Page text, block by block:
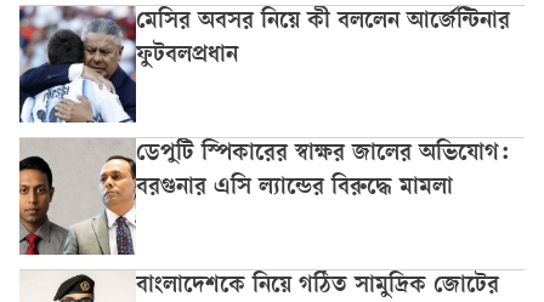
মেসির অবসর নিয়ে কী বললেন আর্জেন্টিনার
ফুটবলপ্রধান
ডেপুটি স্পিকারের স্বাক্ষর জালের অভিযোগ:
বরগুনার এসি ল্যান্ডের বিরুদ্ধে মামলা
বাংলাদেশকে নিয়ে গঠিত সামুদ্রিক জোটের